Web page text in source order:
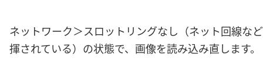
ネットワーク＞スロットリングなし（ネット回線な
揮されている）の状態で、画像を読み込み直します。